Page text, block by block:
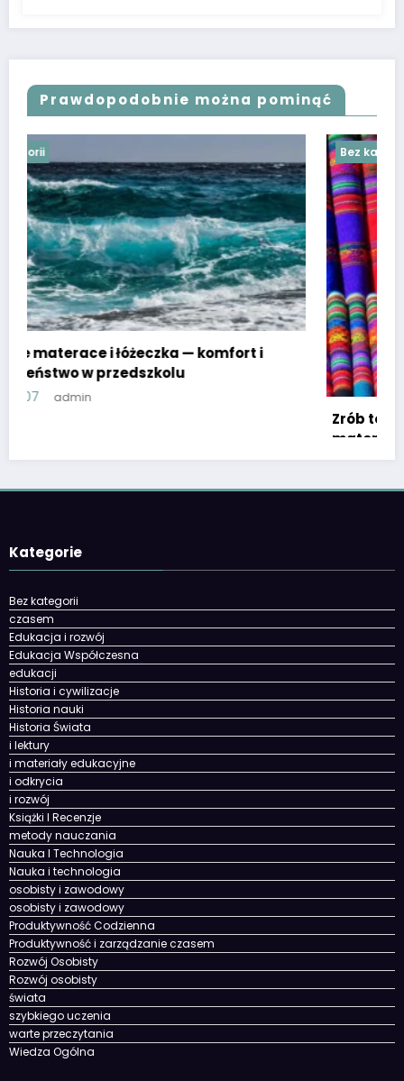
Prawdopodobnie można pominąć
Bez kategorii
Zrób to sam w przedszkolu: proste zabawki i
2026-03-30 admin
Kategorie
Bez kategorii
czasem
Edukacja i rozwój
Edukacja Współczesna
edukacji
Historia i cywilizacje
Historia nauki
Historia Świata
i lektury
i materiały edukacyjne
i odkrycia
i rozwój
Książki I Recenzje
metody nauczania
Nauka I Technologia
Nauka i technologia
osobisty i zawodowy
osobisty i zawodowy
Produktywność Codzienna
Produktywność i zarządzanie czasem
Rozwój Osobisty
Rozwój osobisty
świata
szybkiego uczenia